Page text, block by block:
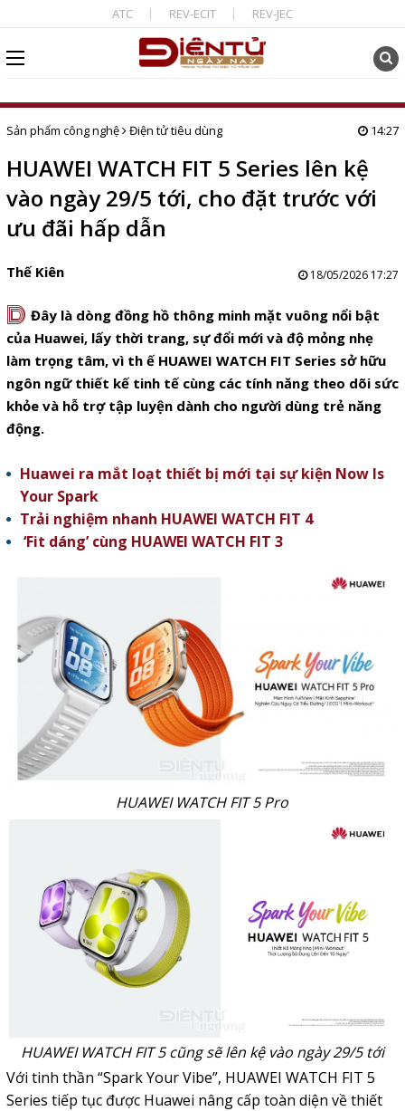
ATC REV-ECIT REV-JEC
Sản phẩm công nghệ Điện tử tiêu dùng 14:27
HUAWEI WATCH FIT 5 Series lên kệ
vào ngày 29/5 tới, cho đặt trước với
ưu đãi hấp dẫn
Thế Kiên 18/05/2026 17:27
D Đây là dòng đồng hồ thông minh mặt vuông nổi bật
của Huawei, lấy thời trang, sự đổi mới và độ mỏng nhẹ
làm trọng tâm, vì th ế HUAWEI WATCH FIT Series sở hữu
ngôn ngữ thiết kế tinh tế cùng các tính năng theo dõi sức
khỏe và hỗ trợ tập luyện dành cho người dùng trẻ năng
động.
Huawei ra mắt loạt thiết bị mới tại sự kiện Now Is
Your Spark
Trải nghiệm nhanh HUAWEI WATCH FIT 4
‘Fit dáng’ cùng HUAWEI WATCH FIT 3
HUAWEI WATCH FIT 5 Pro
HUAWEI WATCH FIT 5 cũng sẽ lên kệ vào ngày 29/5 tới
Với tinh thần “Spark Your Vibe”, HUAWEI WATCH FIT 5
Series tiếp tục được Huawei nâng cấp toàn diện về thiết